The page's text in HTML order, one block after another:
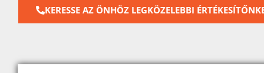
KERESSE AZ ÖNHÖZ LEGKÖZELEBBI